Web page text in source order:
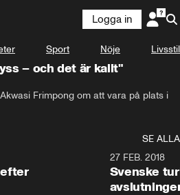
Logga in
Sport Nöje Livsstil
– och det är kallt"
Frimpong om att vara på plats i
SE ALLA
27 FEB. 2018
Svenske